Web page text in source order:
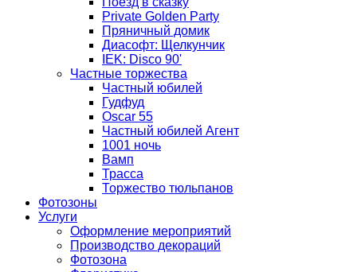
Private Golden Party
Пряничный домик
Диасофт: Щелкунчик
IEK: Disco 90'
Частные торжества
Частный юбилей
Гудфуд
Oscar 55
Частный юбилей Агент
1001 ночь
Вамп
Трасса
Торжество тюльпанов
Фотозоны
Услуги
Оформление мероприятий
Производство декораций
Фотозона